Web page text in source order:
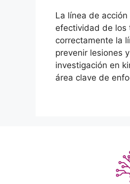
La línea de
efectividad de los
correctamente la
prevenir lesiones
investigación en
área clave de